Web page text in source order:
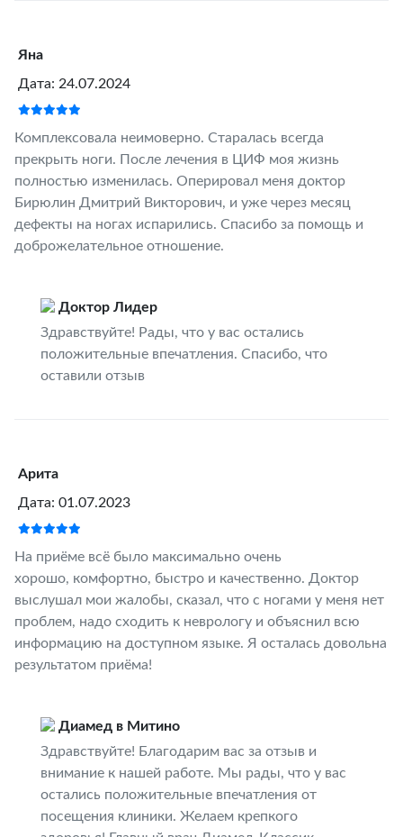
Яна
Дата: 24.07.2024
Комплексовала неимоверно. Старалась всегда
прекрыть ноги. После лечения в ЦИФ моя жизнь
полностью изменилась. Оперировал меня доктор
Бирюлин Дмитрий Викторович, и уже через месяц
дефекты на ногах испарились. Спасибо за помощь и
доброжелательное отношение.
Доктор Лидер
Здравствуйте! Рады, что у вас остались
положительные впечатления. Спасибо, что
оставили отзыв
Арита
Дата: 01.07.2023
На приёме всё было максимально очень
хорошо, комфортно, быстро и качественно. Доктор
выслушал мои жалобы, сказал, что с ногами у меня нет
проблем, надо сходить к неврологу и объяснил всю
информацию на доступном языке. Я осталась довольна
результатом приёма!
Диамед в Митино
Здравствуйте! Благодарим вас за отзыв и
внимание к нашей работе. Мы рады, что у вас
остались положительные впечатления от
посещения клиники. Желаем крепкого